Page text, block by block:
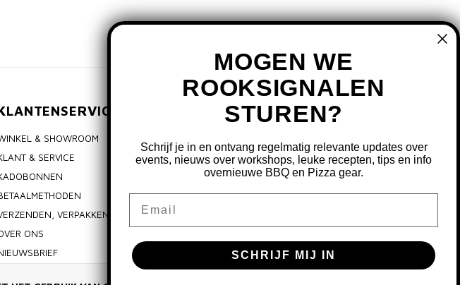
& SHOWROOM
& SERVICE
VERPAKKEN & RETOURNEREN
ONS
MIJN ACCOUNT
MIJN BESTELLINGEN
MIJN TICKETS
MIJN VERLANGLIJST
MOGEN WE
ROOKSIGNALEN
STUREN?
Schrijf je in en ontvang regelmatig relevante updates over
events, nieuws over workshops, leuke recepten, tips en info
overnieuwe BBQ en Pizza gear.
SCHRIJF MIJ IN